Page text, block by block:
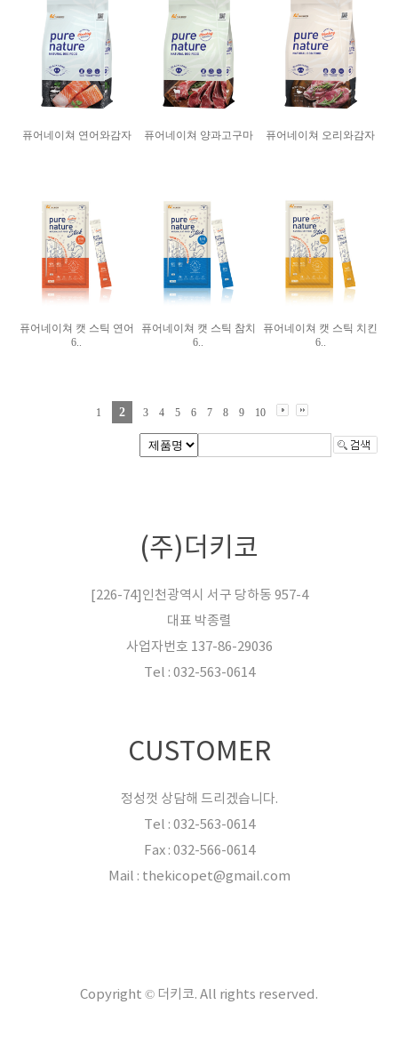
퓨어네이쳐 연어와감자 퓨어네이쳐 양과고구마 퓨어네이쳐 오리와감자
퓨어네이쳐 캣 스틱 연어
6..
퓨어네이쳐 캣 스틱 참치
6..
퓨어네이쳐 캣 스틱 치킨
6..
1 2 3 4 5 6 7 8 9 10
(주)더키코
[226-74]인천광역시 서구 당하동 957-4
대표 박종렬
사업자번호 137-86-29036
Tel : 032-563-0614
CUSTOMER
정성껏 상담해 드리겠습니다.
Tel : 032-563-0614
Fax : 032-566-0614
Mail : thekicopet@gmail.com
Copyright © 더키코. All rights reserved.